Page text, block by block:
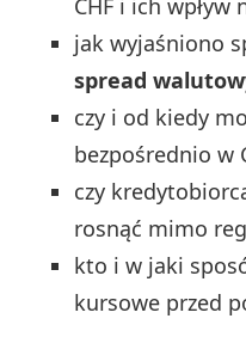
CHF i ich wpływ
jak wyjaśniono
spread
czy i od kiedy
bezpośrednio w
czy
rosnąć mimo
kto i w jaki
kursowe przed